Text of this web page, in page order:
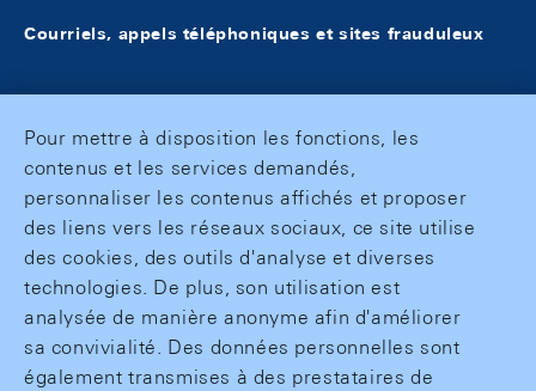
Courriels, appels téléphoniques et sites frauduleux
Pour mettre à disposition les fonctions, les
contenus et les services demandés,
personnaliser les contenus affichés et proposer
des liens vers les réseaux sociaux, ce site utilise
des cookies, des outils d'analyse et diverses
technologies. De plus, son utilisation est
analysée de manière anonyme afin d'améliorer
sa convivialité. Des données personnelles sont
également transmises à des prestataires de